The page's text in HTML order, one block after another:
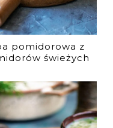
pomidorowa z
świeżych